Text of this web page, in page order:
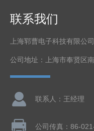
联系我们
上海郓曹电子科技有限公司
公司地址：上海市奉贤区
联系人：王经理
公司传真：86-